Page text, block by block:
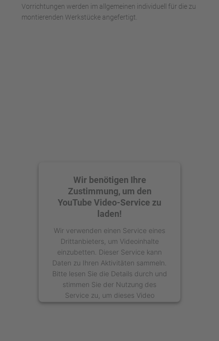
Vorrichtungen werden im allgemeinen individuell für die zu
montierenden Werkstücke angefertigt.
Wir benötigen Ihre
Zustimmung, um den
YouTube Video-Service zu
laden!
Wir verwenden einen Service eines
Drittanbieters, um Videoinhalte
einzubetten. Dieser Service kann
Daten zu Ihren Aktivitäten sammeln.
Bitte lesen Sie die Details durch und
stimmen Sie der Nutzung des
Service zu, um dieses Video
anzusehen.